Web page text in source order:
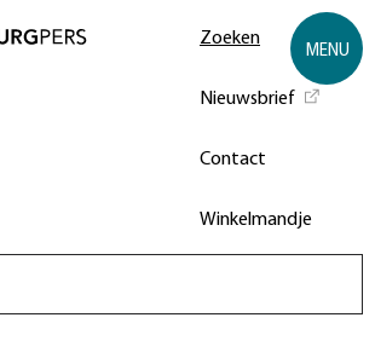
Zoeken
Nieuwsbrief
Contact
Winkelmandje
MENU